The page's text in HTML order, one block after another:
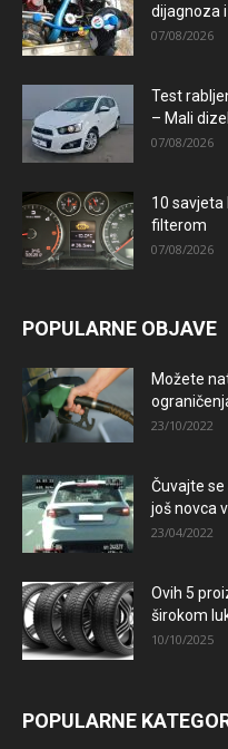
dijagnoza
07/08/2026
Test
– Mali
07/08/2026
10 savjeta
filterom
07/08/2026
POPULARNE OBJAVE
Možete
23/10/2022
Čuvajte
još novca
23/04/2022
Ovih 5
širokom
10/10/2025
POPULARNE